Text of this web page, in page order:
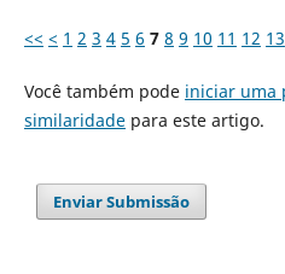
<< < 1 2 3 4 5 6 7 8 9 10 11 12 13
Você também pode iniciar uma
similaridadepara este artigo.
Enviar Submissão